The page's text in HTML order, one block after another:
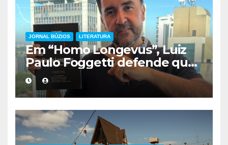
JORNAL BÚZIOS LITERATURA
Em “Homo Longevus”, Luiz
Paulo Foggetti defende que
viver mais exigirá uma nova
forma de encarar a vida